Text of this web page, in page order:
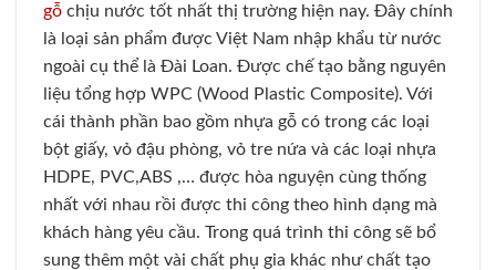
gỗ chịu nước tốt nhất thị trường hiện nay. Đây chính
là loại sản phẩm được Việt Nam nhập khẩu từ nước
ngoài cụ thể là Đài Loan. Được chế tạo bằng nguyên
liệu tổng hợp WPC (Wood Plastic Composite). Với
cái thành phần bao gồm nhựa gỗ có trong các loại
bột giấy, vỏ đậu phòng, vỏ tre nứa và các loại nhựa
HDPE, PVC,ABS ,… được hòa nguyện cùng thống
nhất với nhau rồi được thi công theo hình dạng mà
khách hàng yêu cầu. Trong quá trình thi công sẽ bổ
sung thêm một vài chất phụ gia khác như chất tạo